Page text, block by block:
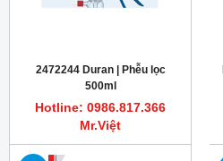
2472244 Duran | Phễu lọc
500ml
Hotline: 0986.817.366
Mr.Việt